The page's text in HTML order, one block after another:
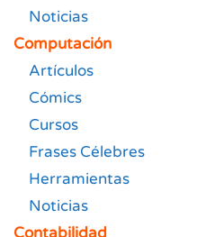
Noticias
Computación
Artículos
Cómics
Cursos
Frases Célebres
Herramientas
Noticias
Contabilidad